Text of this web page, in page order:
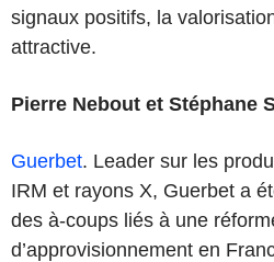
signaux positifs, la
attractive.
Pierre Nebout et Stéphane
Guerbet. Leader sur les
IRM et rayons X, Guerbet a
des à-coups liés à une
d’approvisionnement en